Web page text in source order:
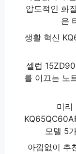
압도적인 화
은
생활 혁신
셀럽
를 이끄는 노
미리
모델 5
아낌없이 추